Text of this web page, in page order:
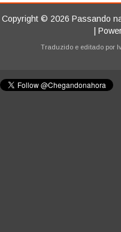
Copyright © 2026 Passando
|
Traduzido e editado por